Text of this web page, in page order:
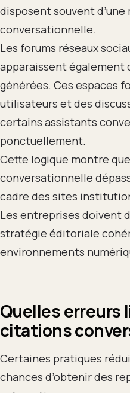
disposent souvent
conversationnelle.
Les forums réseaux
apparaissent également
générées. Ces espaces
utilisateurs et des
certains assistants
ponctuellement.
Cette logique montre
conversationnelle
cadre des sites
Les entreprises doivent
stratégie éditoriale
environnements
Quelles erreurs
citations
Certaines pratiques
chances d’obtenir des